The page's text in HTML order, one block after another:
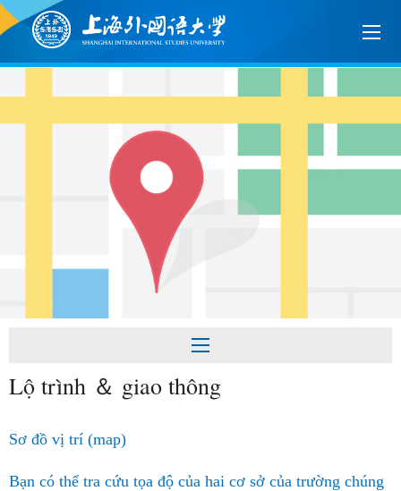
Lộ trình ＆ giao thông
Sơ đồ vị trí (map)
Bạn có thể tra cứu tọa độ của hai cơ sở của trường chúng